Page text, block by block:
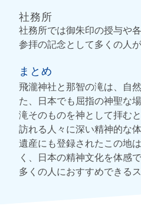
社務所
社務所では御朱印の授与や
参拝の記念として多くの人が
まとめ
飛瀧神社と那智の滝は、自
た、日本でも屈指の神聖な
滝そのものを神として拝む
訪れる人々に深い精神的な
遺産にも登録されたこの地
く、日本の精神文化を体感
多くの人におすすめできるス